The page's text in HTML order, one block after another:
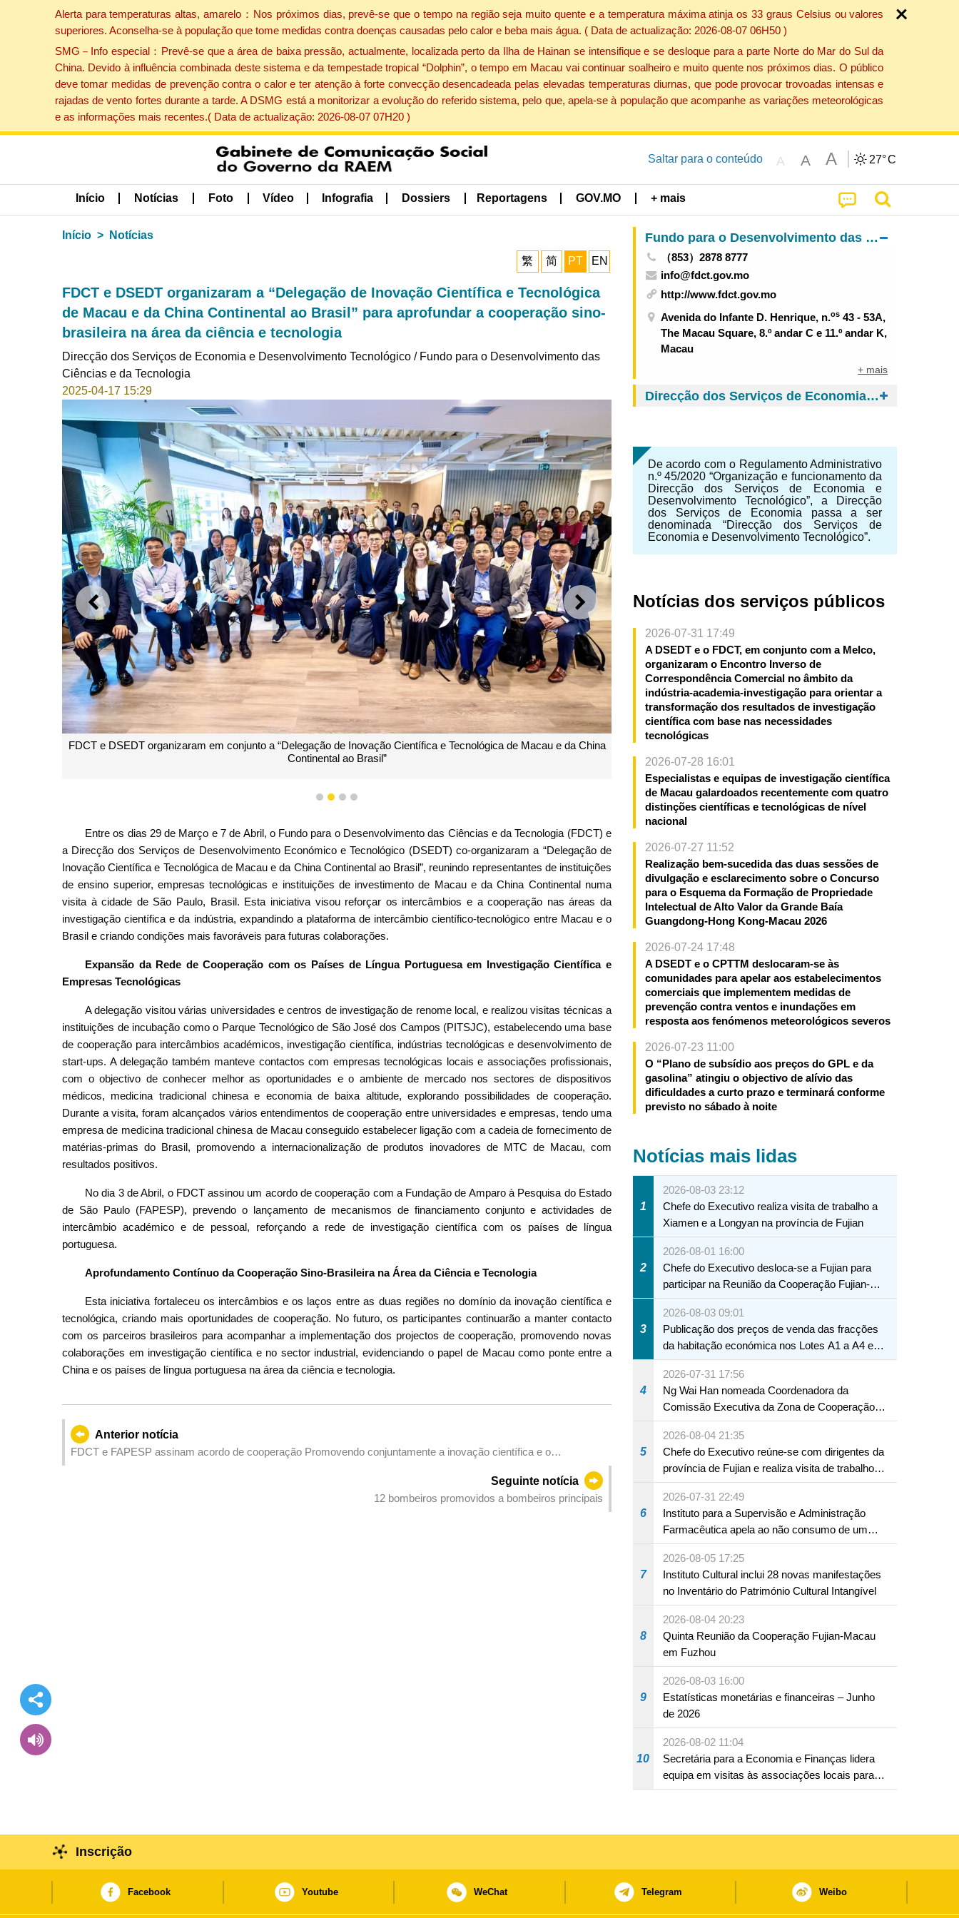
Alerta para temperaturas altas, amarelo：Nos próximos dias, prevê-se que o tempo na região seja muito quente e a temperatura máxima atinja os 33 graus Celsius ou valores
superiores. Aconselha-se à população que tome medidas contra doenças causadas pelo calor e beba mais água. ( Data de actualização: 2026-08-07 06H50 )
SMG－Info especial：Prevê-se que a área de baixa pressão, actualmente, localizada perto da Ilha de Hainan se intensifique e se desloque para a parte Norte do Mar do Sul da
China. Devido à influência combinada deste sistema e da tempestade tropical “Dolphin”, o tempo em Macau vai continuar soalheiro e muito quente nos próximos dias. O público
deve tomar medidas de prevenção contra o calor e ter atenção à forte convecção desencadeada pelas elevadas temperaturas diurnas, que pode provocar trovoadas intensas e
rajadas de vento fortes durante a tarde. A DSMG está a monitorizar a evolução do referido sistema, pelo que, apela-se à população que acompanhe as variações meteorológicas
e as informações mais recentes.( Data de actualização: 2026-08-07 07H20 )
Saltar para o conteúdo A A A 27°C
Início Notícias Foto Vídeo Infografia Dossiers Reportagens GOV.MO + mais
Início Notícias
繁 简 PT EN
FDCT e DSEDT organizaram a “Delegação de Inovação Científica e Tecnológica
de Macau e da China Continental ao Brasil” para aprofundar a cooperação sino-
brasileira na área da ciência e tecnologia
Direcção dos Serviços de Economia e Desenvolvimento Tecnológico / Fundo para o Desenvolvimento das
Ciências e da Tecnologia
2025-04-17 15:29
ANTERIOR SEGUINTE
FDCT e DSEDT organizaram em conjunto a “Delegação de Inovação Científica e Tecnológica de Macau e da China
Continental ao Brasil”
1 2 3 4
Entre os dias 29 de Março e 7 de Abril, o Fundo para o Desenvolvimento das Ciências e da Tecnologia (FDCT) e
a Direcção dos Serviços de Desenvolvimento Económico e Tecnológico (DSEDT) co-organizaram a “Delegação de
Inovação Científica e Tecnológica de Macau e da China Continental ao Brasil”, reunindo representantes de instituições
de ensino superior, empresas tecnológicas e instituições de investimento de Macau e da China Continental numa
visita à cidade de São Paulo, Brasil. Esta iniciativa visou reforçar os intercâmbios e a cooperação nas áreas da
investigação científica e da indústria, expandindo a plataforma de intercâmbio científico-tecnológico entre Macau e o
Brasil e criando condições mais favoráveis para futuras colaborações.
Expansão da Rede de Cooperação com os Países de Língua Portuguesa em Investigação Científica e
Empresas Tecnológicas
A delegação visitou várias universidades e centros de investigação de renome local, e realizou visitas técnicas a
instituições de incubação como o Parque Tecnológico de São José dos Campos (PITSJC), estabelecendo uma base
de cooperação para intercâmbios académicos, investigação científica, indústrias tecnológicas e desenvolvimento de
start-ups. A delegação também manteve contactos com empresas tecnológicas locais e associações profissionais,
com o objectivo de conhecer melhor as oportunidades e o ambiente de mercado nos sectores de dispositivos
médicos, medicina tradicional chinesa e economia de baixa altitude, explorando possibilidades de cooperação.
Durante a visita, foram alcançados vários entendimentos de cooperação entre universidades e empresas, tendo uma
empresa de medicina tradicional chinesa de Macau conseguido estabelecer ligação com a cadeia de fornecimento de
matérias-primas do Brasil, promovendo a internacionalização de produtos inovadores de MTC de Macau, com
resultados positivos.
No dia 3 de Abril, o FDCT assinou um acordo de cooperação com a Fundação de Amparo à Pesquisa do Estado
de São Paulo (FAPESP), prevendo o lançamento de mecanismos de financiamento conjunto e actividades de
intercâmbio académico e de pessoal, reforçando a rede de investigação científica com os países de língua
portuguesa.
Aprofundamento Contínuo da Cooperação Sino-Brasileira na Área da Ciência e Tecnologia
Esta iniciativa fortaleceu os intercâmbios e os laços entre as duas regiões no domínio da inovação científica e
tecnológica, criando mais oportunidades de cooperação. No futuro, os participantes continuarão a manter contacto
com os parceiros brasileiros para acompanhar a implementação dos projectos de cooperação, promovendo novas
colaborações em investigação científica e no sector industrial, evidenciando o papel de Macau como ponte entre a
China e os países de língua portuguesa na área da ciência e tecnologia.
Anterior notícia
FDCT e FAPESP assinam acordo de cooperação Promovendo conjuntamente a inovação científica e o
Seguinte notícia
12 bombeiros promovidos a bombeiros principais
Fundo para o Desenvolvimento das Ciências e da Tecnologia
（853）2878 8777
info@fdct.gov.mo
http://www.fdct.gov.mo
Avenida do Infante D. Henrique, n.os 43 - 53A,
The Macau Square, 8.º andar C e 11.º andar K,
Macau
+ mais
Direcção dos Serviços de Economia e Desenvolvimento Tecnológico
De acordo com o Regulamento Administrativo
n.º 45/2020 “Organização e funcionamento da
Direcção dos Serviços de Economia e
Desenvolvimento Tecnológico”, a Direcção
dos Serviços de Economia passa a ser
denominada “Direcção dos Serviços de
Economia e Desenvolvimento Tecnológico”.
Notícias dos serviços públicos
2026-07-31 17:49
A DSEDT e o FDCT, em conjunto com a Melco,
organizaram o Encontro Inverso de
Correspondência Comercial no âmbito da
indústria-academia-investigação para orientar a
transformação dos resultados de investigação
científica com base nas necessidades
tecnológicas
2026-07-28 16:01
Especialistas e equipas de investigação científica
de Macau galardoados recentemente com quatro
distinções científicas e tecnológicas de nível
nacional
2026-07-27 11:52
Realização bem-sucedida das duas sessões de
divulgação e esclarecimento sobre o Concurso
para o Esquema da Formação de Propriedade
Intelectual de Alto Valor da Grande Baía
Guangdong-Hong Kong-Macau 2026
2026-07-24 17:48
A DSEDT e o CPTTM deslocaram-se às
comunidades para apelar aos estabelecimentos
comerciais que implementem medidas de
prevenção contra ventos e inundações em
resposta aos fenómenos meteorológicos severos
2026-07-23 11:00
O “Plano de subsídio aos preços do GPL e da
gasolina” atingiu o objectivo de alívio das
dificuldades a curto prazo e terminará conforme
previsto no sábado à noite
Notícias mais lidas
1
2026-08-03 23:12
Chefe do Executivo realiza visita de trabalho a
Xiamen e a Longyan na província de Fujian
2
2026-08-01 16:00
Chefe do Executivo desloca-se a Fujian para
participar na Reunião da Cooperação Fujian-
Macau
3
2026-08-03 09:01
Publicação dos preços de venda das fracções
da habitação económica nos Lotes A1 a A4 e
A12 da Zona A dos Novos Aterros
4
2026-07-31 17:56
Ng Wai Han nomeada Coordenadora da
Comissão Executiva da Zona de Cooperação
Aprofundada entre Guangdong e Macau em
Hengqin
5
2026-08-04 21:35
Chefe do Executivo reúne-se com dirigentes da
província de Fujian e realiza visita de trabalho
em Fuzhou
6
2026-07-31 22:49
Instituto para a Supervisão e Administração
Farmacêutica apela ao não consumo de um
produto com substâncias medicamentosas
ocidentais
7
2026-08-05 17:25
Instituto Cultural inclui 28 novas manifestações
no Inventário do Património Cultural Intangível
8
2026-08-04 20:23
Quinta Reunião da Cooperação Fujian-Macau
em Fuzhou
9
2026-08-03 16:00
Estatísticas monetárias e financeiras – Junho
de 2026
10
2026-08-02 11:04
Secretária para a Economia e Finanças lidera
equipa em visitas às associações locais para
consolidar consensos e promover os trabalhos
Inscrição
Facebook Youtube WeChat Telegram Weibo